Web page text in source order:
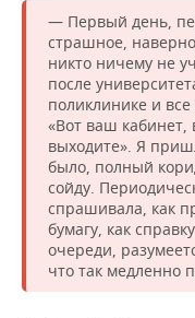
— Первый день,
страшное,
никто ничему не
после
поликлинике и
«Вот ваш
выходите». Я
было, полный
сойду.
спрашивала, как
бумагу, как
очереди,
что так медленно